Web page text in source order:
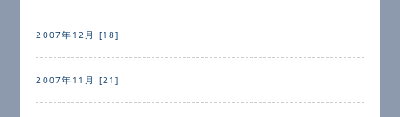
2007年12月 [18]
2007年11月 [21]